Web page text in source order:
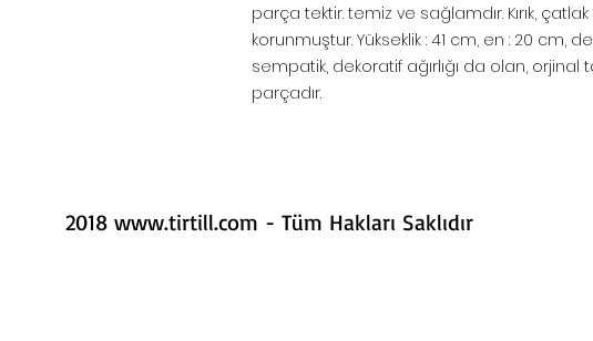
parça tektir. temiz ve sağlamdır. Kırık, çatlak
korunmuştur. Yükseklik : 41 cm, en : 20 cm,
sempatik, dekoratif ağırlığı da olan, orjinal
parçadır.
2018 www.tirtill.com - Tüm Hakları Saklıdır